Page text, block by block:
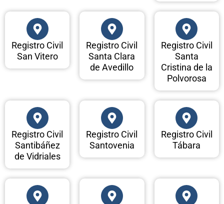
Registro Civil
San Vitero
Registro Civil
Santa Clara
de Avedillo
Registro Civil
Santa
Cristina de la
Polvorosa
Registro Civil
Santibáñez
de Vidriales
Registro Civil
Santovenia
Registro Civil
Tábara